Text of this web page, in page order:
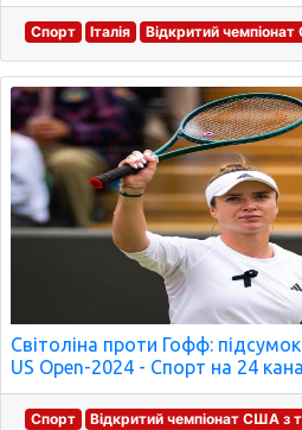
Спорт Італія Відкритий
Світоліна проти Гофф:
US Open-2024 - Спорт на 24
Спорт Відкритий чемпіонат США з